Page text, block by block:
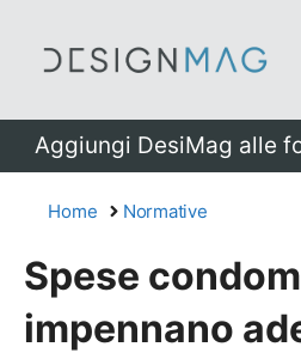
Aggiungi DesiMag alle
Home Normative
Spese
impennano